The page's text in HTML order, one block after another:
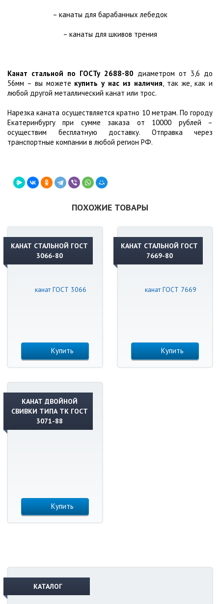
– канаты для барабанных лебедок
– канаты для шкивов трения
Канат стальной по ГОСТу 2688-80 диаметром от 3,6 до
56мм – вы можете купить у нас из наличия , так же, как и
любой другой металлический канат или трос.
Нарезка каната осуществляется кратно 10 метрам. По городу
Екатеринбургу при сумме заказа от 10000 рублей –
осуществим бесплатную доставку. Отправка через
транспортные компании в любой регион РФ.
ПОХОЖИЕ ТОВАРЫ
КАНАТ СТАЛЬНОЙ ГОСТ
3066-80
Купить
КАНАТ СТАЛЬНОЙ ГОСТ
7669-80
Купить
КАНАТ ДВОЙНОЙ
СВИВКИ ТИПА ТК ГОСТ
3071-88
Купить
КАТАЛОГ